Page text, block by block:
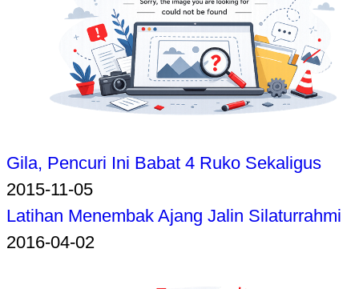
Gila, Pencuri Ini Babat 4 Ruko Sekaligus
2015-11-05
Latihan Menembak Ajang Jalin Silaturrahmi
2016-04-02